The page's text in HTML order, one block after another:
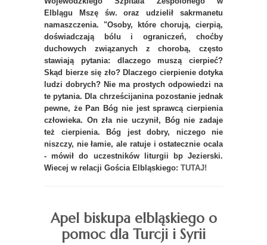
Elblągu Mszę św. oraz udzielił sakrmanetu
namaszczenia. "Osoby, które chorują, cierpią,
doświadczają bólu i ograniczeń, choćby
duchowych związanych z chorobą, często
stawiają pytania: dlaczego muszą cierpieć?
Skąd bierze się zło? Dlaczego cierpienie dotyka
ludzi dobrych? Nie ma prostych odpowiedzi na
te pytania. Dla chrześcijanina pozostanie jednak
pewne, że Pan Bóg nie jest sprawcą cierpienia
człowieka. On zła nie uczynił, Bóg nie zadaje
też cierpienia. Bóg jest dobry, niczego nie
niszczy, nie łamie, ale ratuje i ostatecznie ocala
- mówił do uczestników liturgii bp Jezierski.
Wiecej w relacji Gościa Elbląskiego: TUTAJ!
Apel biskupa elbląskiego o
pomoc dla Turcji i Syrii